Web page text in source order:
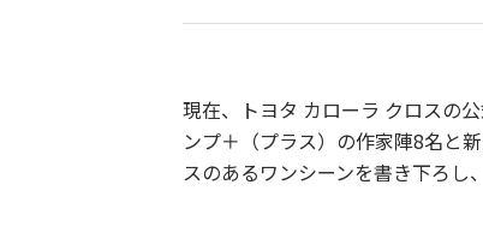
現在、トヨタ カローラ クロスの
ンプ＋（プラス）の作家陣8名と
スのあるワンシーンを書き下ろし